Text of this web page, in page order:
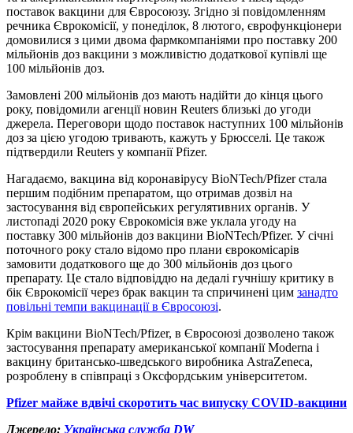
поставок вакцини для Євросоюзу. Згідно зі повідомленням
речника Єврокомісії, у понеділок, 8 лютого, єврофункціонери
домовилися з цими двома фармкомпаніями про поставку 200
мільйонів доз вакцини з можливістю додаткової купівлі ще
100 мільйонів доз.
Замовлені 200 мільйонів доз мають надійти до кінця цього
року, повідомили агенції новин Reuters близькі до угоди
джерела. Переговори щодо поставок наступних 100 мільйонів
доз за цією угодою тривають, кажуть у Брюсселі. Це також
підтвердили Reuters у компанії Pfizer.
Нагадаємо, вакцина від коронавірусу BioNTech/Pfizer стала
першим подібним препаратом, що отримав дозвіл на
застосування від європейських регулятивних органів. У
листопаді 2020 року Єврокомісія вже уклала угоду на
поставку 300 мільйонів доз вакцини BioNTech/Pfizer. У січні
поточного року стало відомо про плани єврокомісарів
замовити додаткового ще до 300 мільйонів доз цього
препарату. Це стало відповіддю на дедалі гучнішу критику в
бік Єврокомісії через брак вакцин та спричинені цим занадто
повільні темпи вакцинації в Євросоюзі.
Крім вакцини BioNTech/Pfizer, в Євросоюзі дозволено також
застосування препарату американської компанії Moderna і
вакцину британсько-шведського виробника AstraZeneca,
розроблену в співпраці з Оксфордським університетом.
Pfizer майже вдвічі скоротить час випуску COVID-вакцини
Джерело: Українська служба DW